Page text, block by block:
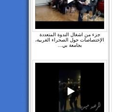
جزء من اشغال الندوة المتعددة
الإختصاصات حول الصحراء الغربية،
بجامعة بي...